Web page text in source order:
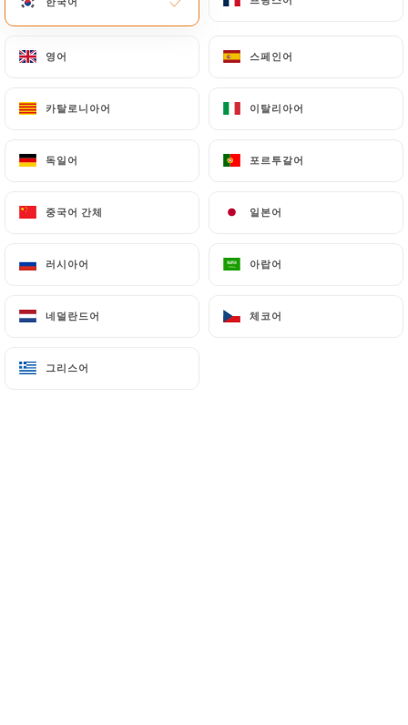
영어 스페인어
카탈로니아어 이탈리아어
독일어 포르투갈어
중국어 간체 일본어
러시아어 아랍어
네덜란드어 체코어
그리스어
홈 갤러리
갤러리
영어 스페인어
카탈로니아어 이탈리아어
독일어 포르투갈어
중국어 간체 일본어
러시아어 아랍어
네덜란드어 체코어
그리스어